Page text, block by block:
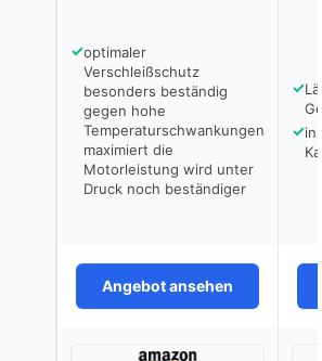
✓optimaler
Verschleißschutz
besonders beständig
gegen hohe
Temperaturschwankungen
maximiert die
Motorleistung wird unter
Druck noch beständiger
✓
✓
Angebot ansehen